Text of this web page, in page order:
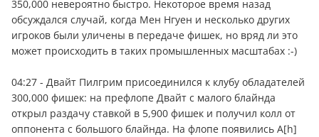
350,000 невероятно быстро. Некоторое время назад
обсуждался случай, когда Мен Нгуен и несколько других
игроков были уличены в передаче фишек, но вряд ли это
может происходить в таких промышленных масштабах :-)
04:27 - Двайт Пилгрим присоединился к клубу обладателей
300,000 фишек: на префлопе Двайт с малого блайнда
открыл раздачу ставкой в 5,900 фишек и получил колл от
оппонента с большого блайнда. На флопе появились A[h]